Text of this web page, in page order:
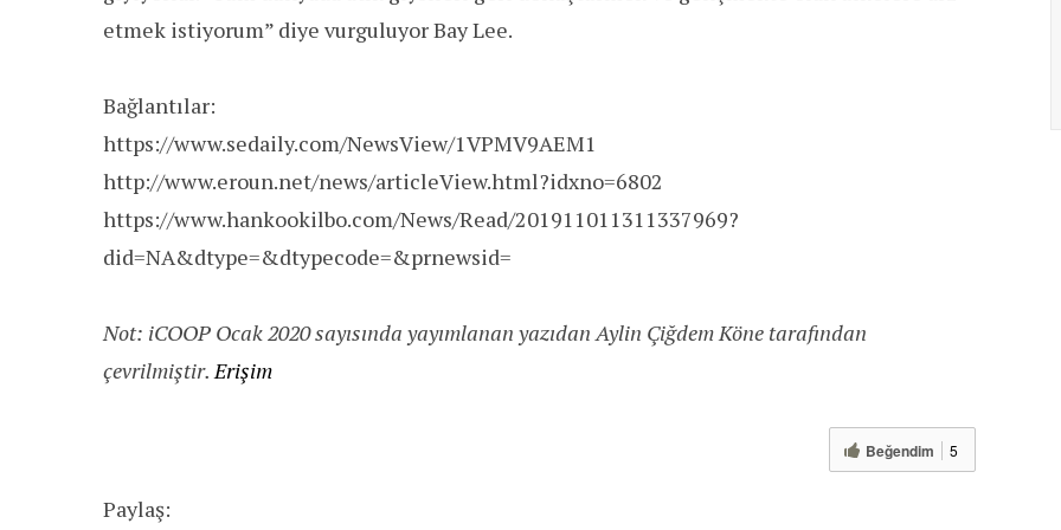
etmek istiyorum” diye vurguluyor Bay Lee.
Bağlantılar:
https://www.sedaily.com/NewsView/1VPMV9AEM1
http://www.eroun.net/news/articleView.html?idxno=6802
https://www.hankookilbo.com/News/Read/201911011311337969?
did=NA&dtype=&dtypecode=&prnewsid=
Not: iCOOP Ocak 2020 sayısında yayımlanan yazıdan Aylin Çiğdem Köne tarafından
çevrilmiştir.Erişim
Beğendim 5
Paylaş: